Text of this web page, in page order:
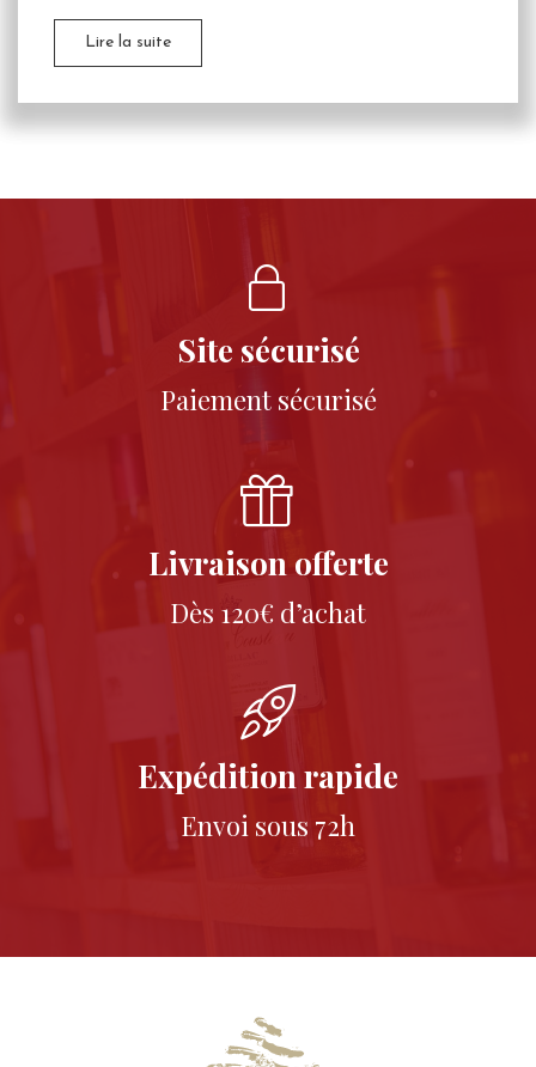
Lire la suite
Site sécurisé
Paiement sécurisé
Livraison offerte
Dès 120€ d’achat
Expédition rapide
Envoi sous 72h